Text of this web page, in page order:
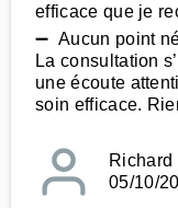
efficace que je
➖ Aucun point
La consultation
une écoute
soin efficace.
Richard
05/10/